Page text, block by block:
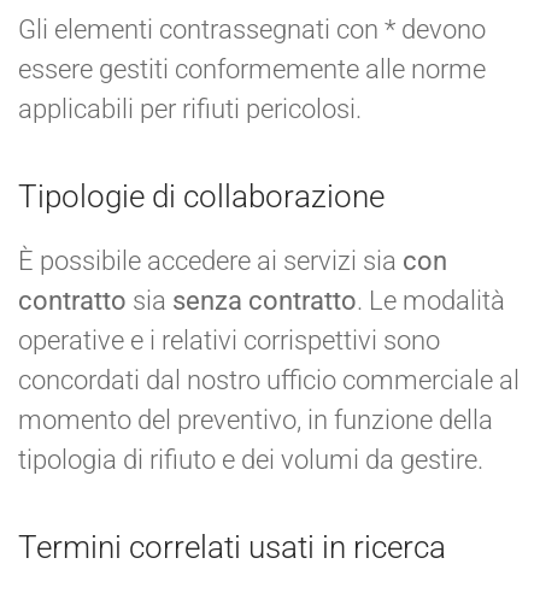
Gli elementi contrassegnati con * devono
essere gestiti conformemente alle norme
applicabili per rifiuti pericolosi.
Tipologie di collaborazione
È possibile accedere ai servizi sia con
contratto sia senza contratto. Le modalità
operative e i relativi corrispettivi sono
concordati dal nostro ufficio commerciale al
momento del preventivo, in funzione della
tipologia di rifiuto e dei volumi da gestire.
Termini correlati usati in ricerca